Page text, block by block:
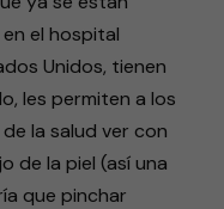
el hospital
Unidos, tienen
les permiten a los
la salud ver con
de la piel (así una
que pinchar